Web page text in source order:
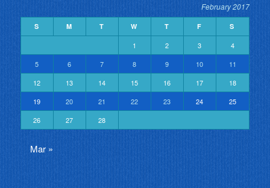
February 2017
S M T W T F S
1 2 3
4
5
6 7 8 9 10
11
12
13 14 15 16 17
18
19
20 21 22 23 24
25
26
27 28
Mar »